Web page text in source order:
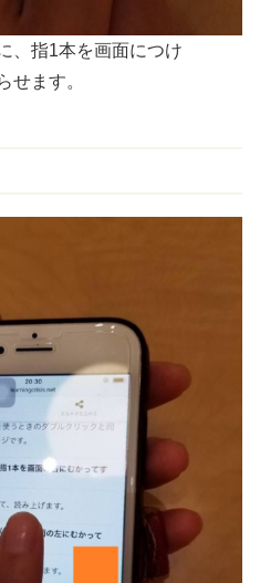
、指1本を画面につけ
せます。